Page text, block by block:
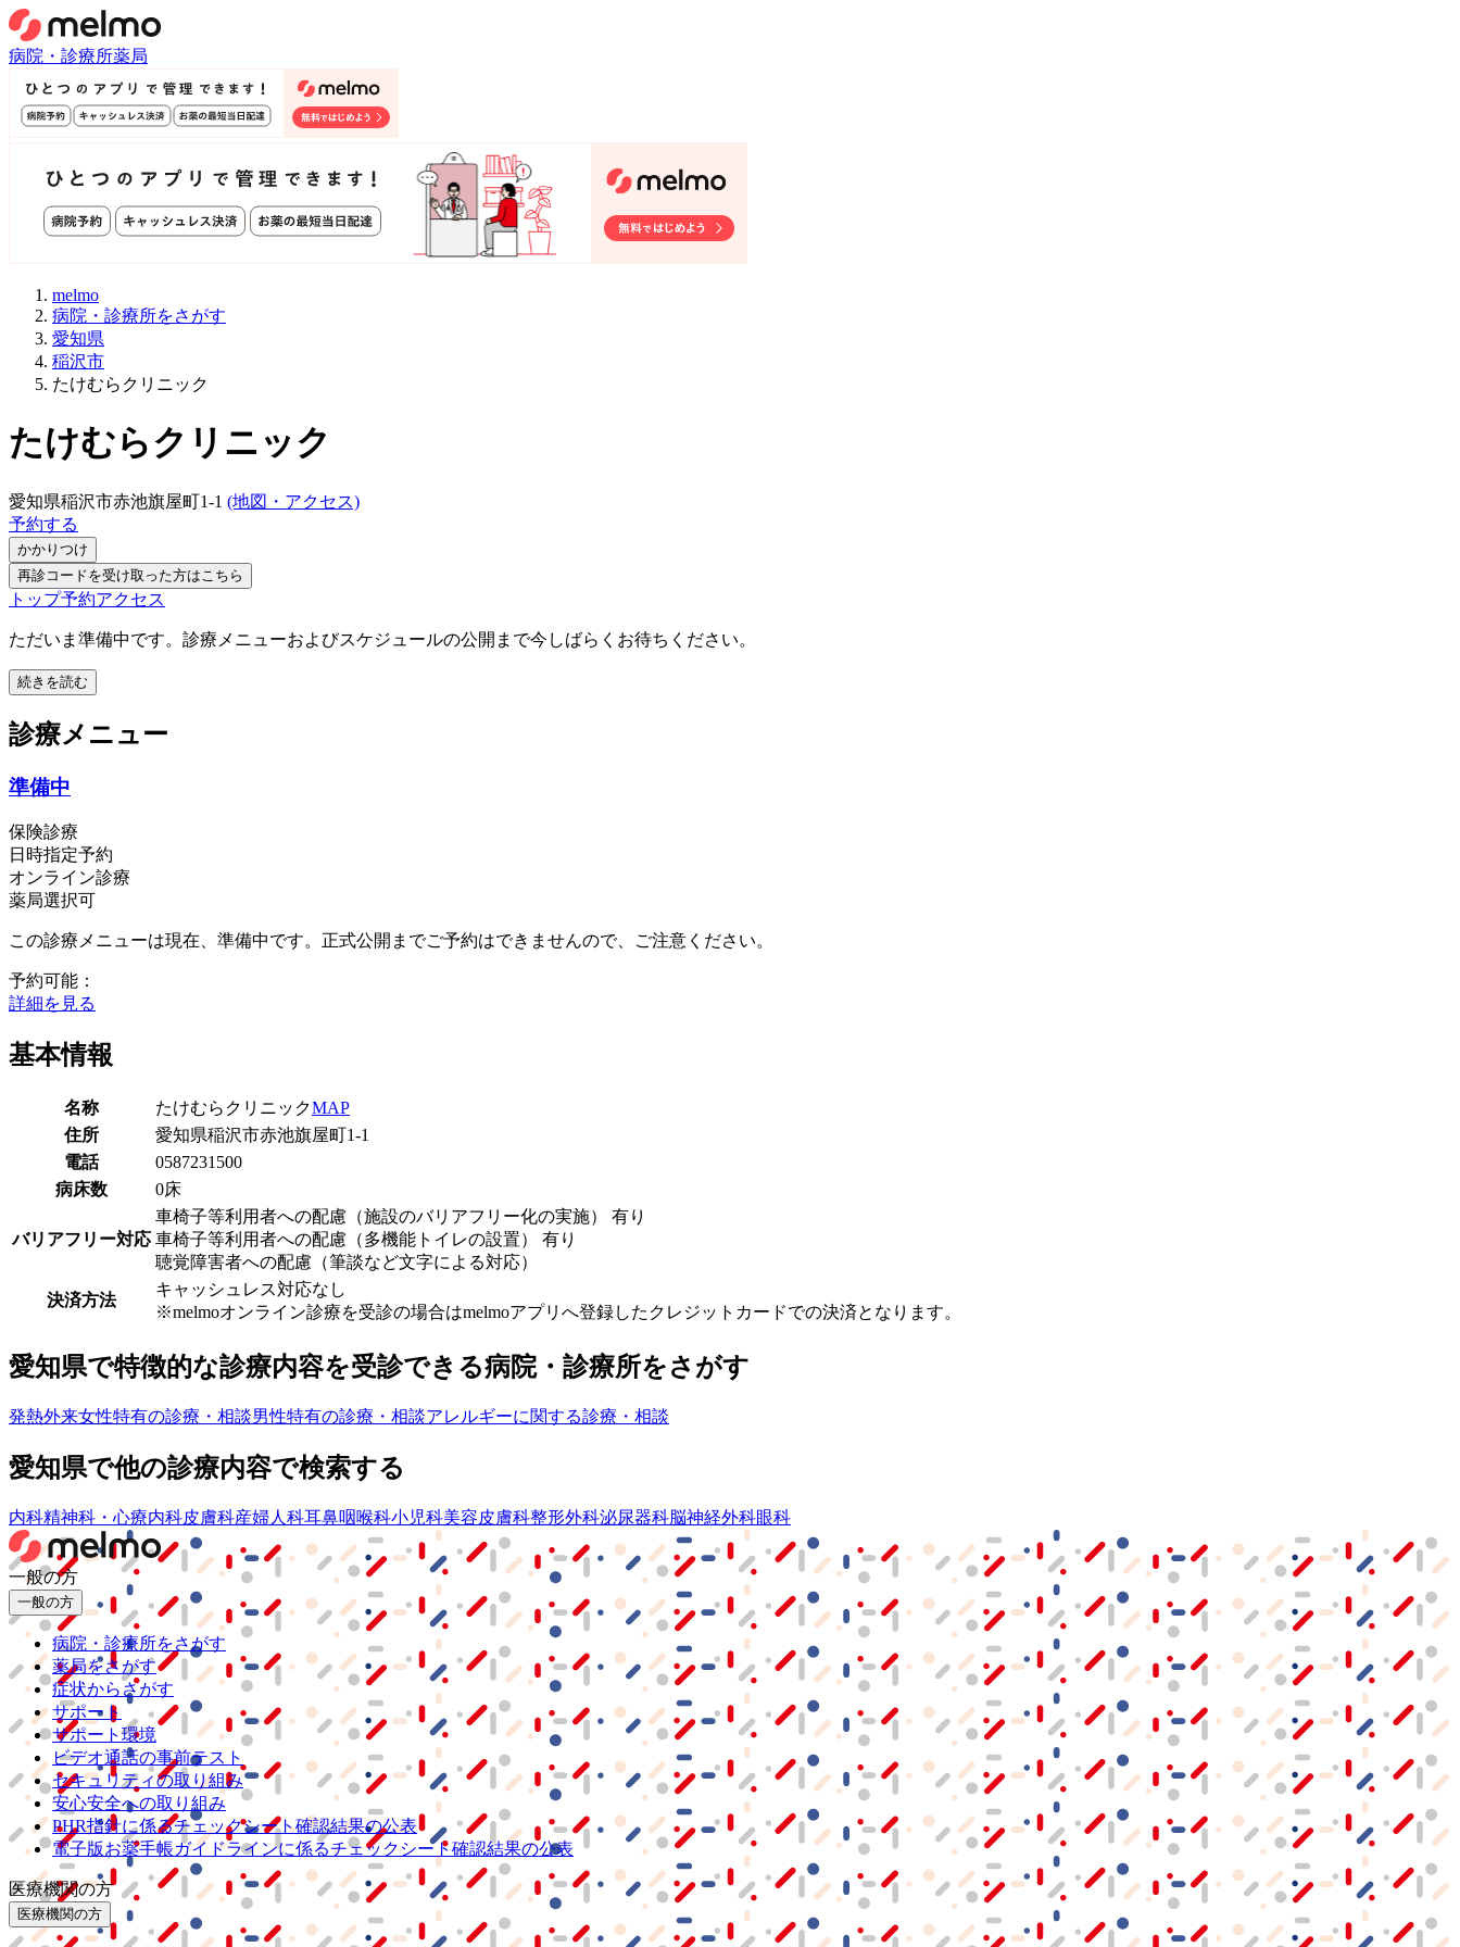
病院・診療所薬局
melmo
病院・診療所をさがす
愛知県
稲沢市
たけむらクリニック
たけむらクリニック
愛知県稲沢市赤池旗屋町1-1 (地図・アクセス)
予約する
かかりつけ
再診コードを受け取った方はこちら
トップ予約アクセス
ただいま準備中です。診療メニューおよびスケジュールの公開まで今しばらくお待ちください。
続きを読む
診療メニュー
準備中
保険診療
日時指定予約
オンライン診療
薬局選択可
この診療メニューは現在、準備中です。正式公開までご予約はできませんので、ご注意ください。
予約可能：
詳細を見る
基本情報
名称 たけむらクリニックMAP
住所
愛知県稲沢市赤池旗屋町1-1
電話
0587231500
病床数
0床
バリアフリー対応
車椅子等利用者への配慮（施設のバリアフリー化の実施） 有り
車椅子等利用者への配慮（多機能トイレの設置） 有り
聴覚障害者への配慮（筆談など文字による対応）
決済方法
キャッシュレス対応なし
※melmoオンライン診療を受診の場合はmelmoアプリへ登録したクレジットカードでの決済となります。
愛知県で特徴的な診療内容を受診できる病院・診療所をさがす
発熱外来女性特有の診療・相談男性特有の診療・相談アレルギーに関する診療・相談
愛知県で他の診療内容で検索する
内科精神科・心療内科皮膚科産婦人科耳鼻咽喉科小児科美容皮膚科整形外科泌尿器科脳神経外科眼科
一般の方
一般の方
病院・診療所をさがす
薬局をさがす
症状からさがす
サポート
サポート環境
ビデオ通話の事前テスト
セキュリティの取り組み
安心安全への取り組み
PHR指針に係るチェックシート確認結果の公表
電子版お薬手帳ガイドラインに係るチェックシート確認結果の公表
医療機関の方
医療機関の方